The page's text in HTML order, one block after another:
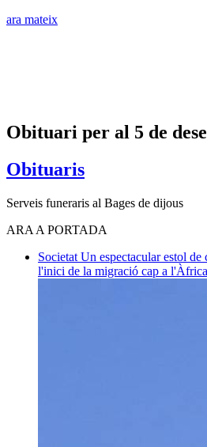
ara mateix
Obituari per al 5 de
Obituaris
Serveis funeraris al Bages de dijous
ARA A PORTADA
Societat Un espectacular estol de
l'inici de la migració cap a l'Àfrica